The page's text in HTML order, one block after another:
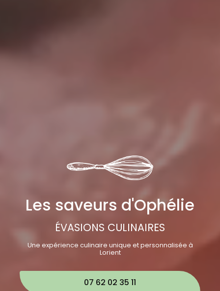
Les saveurs d'Ophélie
ÉVASIONS CULINAIRES
Une expérience culinaire unique et personnalisée à
Lorient
07 62 02 35 11